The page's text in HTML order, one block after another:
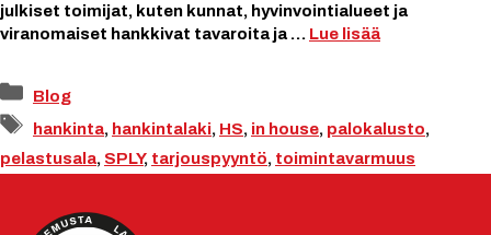
julkiset toimijat, kuten kunnat, hyvinvointialueet ja
viranomaiset hankkivat tavaroita ja … Lue lisää
Kategoriat
Blog
Avainsanat
hankinta, hankintalaki, HS, in house, palokalusto,
pelastusala, SPLY, tarjouspyyntö, toimintavarmuus